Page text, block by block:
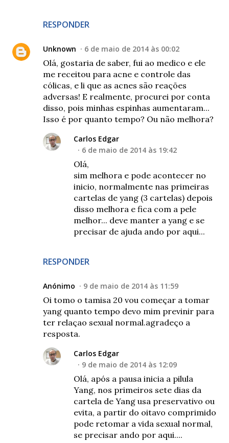
RESPONDER
Unknown 6 de maio de 2014 às 00:02
Olá, gostaria de saber, fui ao medico e ele
me receitou para acne e controle das
cólicas, e li que as acnes são reações
adversas! E realmente, procurei por conta
disso, pois minhas espinhas aumentaram...
Isso é por quanto tempo? Ou não melhora?
RESPONDER
Carlos Edgar
6 de maio de 2014 às 19:42
Olá,
sim melhora e pode acontecer no
inicio, normalmente nas primeiras
cartelas de yang (3 cartelas) depois
disso melhora e fica com a pele
melhor... deve manter a yang e se
precisar de ajuda ando por aqui...
Anónimo 9 de maio de 2014 às 11:59
Oi tomo o tamisa 20 vou começar a tomar
yang quanto tempo devo mim previnir para
ter relaçao sexual normal.agradeço a
resposta.
Carlos Edgar
9 de maio de 2014 às 12:09
Olá, após a pausa inicia a pilula
Yang, nos primeiros sete dias da
cartela de Yang usa preservativo ou
evita, a partir do oitavo comprimido
pode retomar a vida sexual normal,
se precisar ando por aqui....